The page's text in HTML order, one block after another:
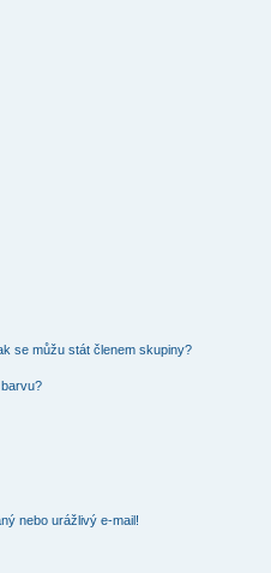
se můžu stát členem skupiny?
nebo urážlivý e-mail!